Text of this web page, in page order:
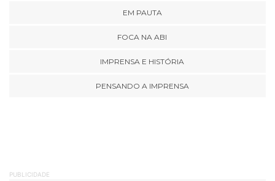
EM PAUTA
FOCA NA ABI
IMPRENSA E HISTÓRIA
PENSANDO A IMPRENSA
PUBLICIDADE